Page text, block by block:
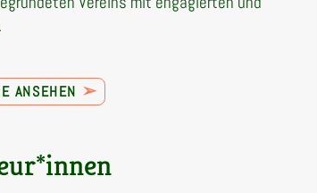
ANSEHEN ➢